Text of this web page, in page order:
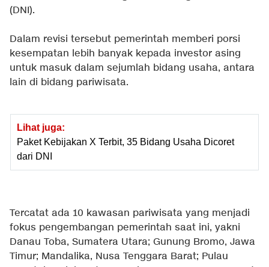
(DNI).
Dalam revisi tersebut pemerintah memberi porsi
kesempatan lebih banyak kepada investor asing
untuk masuk dalam sejumlah bidang usaha, antara
lain di bidang pariwisata.
Lihat juga:
Paket Kebijakan X Terbit, 35 Bidang Usaha Dicoret
dari DNI
Tercatat ada 10 kawasan pariwisata yang menjadi
fokus pengembangan pemerintah saat ini, yakni
Danau Toba, Sumatera Utara; Gunung Bromo, Jawa
Timur; Mandalika, Nusa Tenggara Barat; Pulau